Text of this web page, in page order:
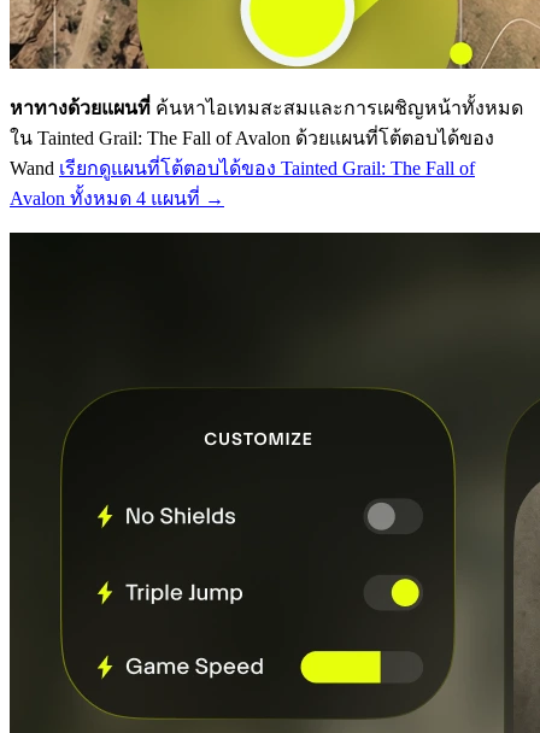
หาทางด้วยแผนที่ ค้นหาไอเทมสะสมและการเผชิญหน้าทั้งหมด
ใน Tainted Grail: The Fall of Avalon ด้วยแผนที่โต้ตอบได้ของ
Wand เรียกดูแผนที่โต้ตอบได้ของ Tainted Grail: The Fall of
Avalon ทั้งหมด 4 แผนที่ →